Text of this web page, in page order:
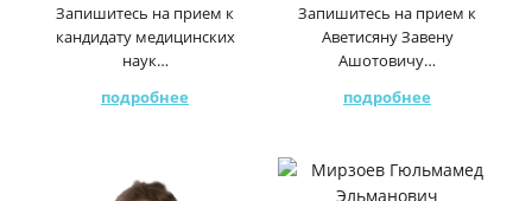
Запишитесь на прием к
кандидату медицинских
наук…
подробнее
Запишитесь на прием к
Аветисяну Завену
Ашотовичу…
подробнее